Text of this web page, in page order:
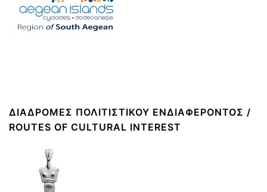
ΔΙΑΔΡΟΜΈΣ ΠΟΛΙΤΙΣΤΙΚΟΎ ΕΝΔΙΑΦΈΡΟΝΤΟΣ /
ROUTES OF CULTURAL INTEREST